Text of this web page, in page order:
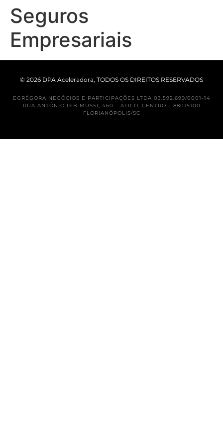
Seguros
Empresariais
© 2026 DPA Aceleradora, TODOS OS DIREITOS RESERVADOS
EGRÉGORA NEGÓCIOS E PARTICIPAÇÕES LTDA 03.592.699/0001-14
RUA ANTÔNIO DIB MUSSI, 460 – ÁTICO, CENTRO – 88015100
FLORIANÓPOLIS/SC